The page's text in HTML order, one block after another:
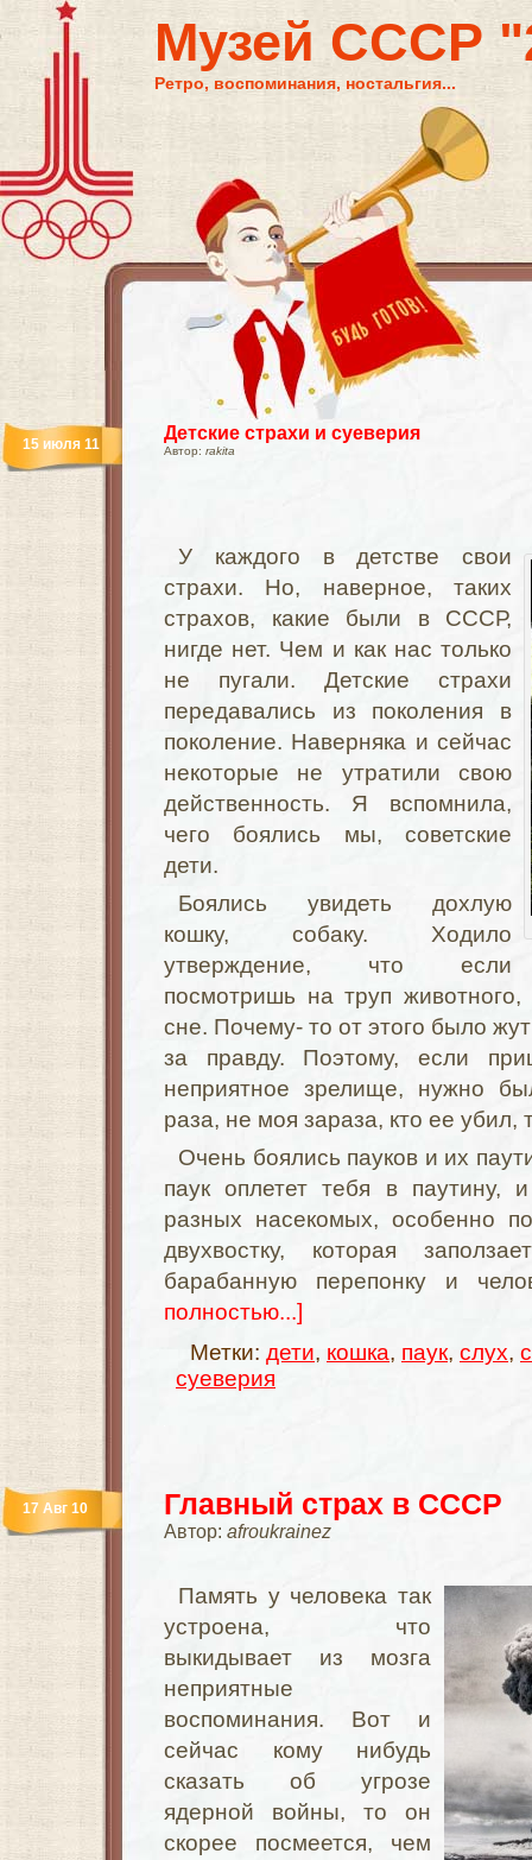
Музей СССР
Ретро, воспоминания, ностальгия...
Детские страхи и суеверия
Автор: rakita
15 июля 11
У каждого в детстве свои
страхи. Но, наверное, таких
страхов, какие были в СССР,
нигде нет. Чем и как нас только
не пугали. Детские страхи
передавались из поколения в
поколение. Наверняка и сейчас
некоторые не утратили свою
действенность. Я вспомнила,
чего боялись мы, советские
дети.
Боялись увидеть дохлую
кошку, собаку. Ходило
утверждение, что если
посмотришь на труп
сне. Почему- то от этого было
за правду. Поэтому, если
неприятное зрелище, нужно
раза, не моя зараза, кто ее убил,
Очень боялись пауков и их
паук оплетет тебя в
разных насекомых, особенно
двухвостку, которая
барабанную перепонку и
полностью...]
Метки: дети, кошка, паук, слух,
суеверия
Главный страх в СССР
Автор: afroukrainez
17 Авг 10
Память у человека так
устроена, что
выкидывает из мозга
неприятные
воспоминания. Вот и
сейчас кому нибудь
сказать об угрозе
ядерной войны, то он
скорее посмеется, чем